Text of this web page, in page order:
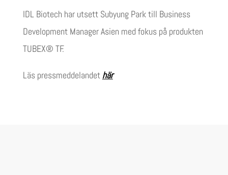
IDL Biotech har utsett Subyung Park till Business
Development Manager Asien med fokus på produkten
TUBEX® TF.
Läs pressmeddelandet här